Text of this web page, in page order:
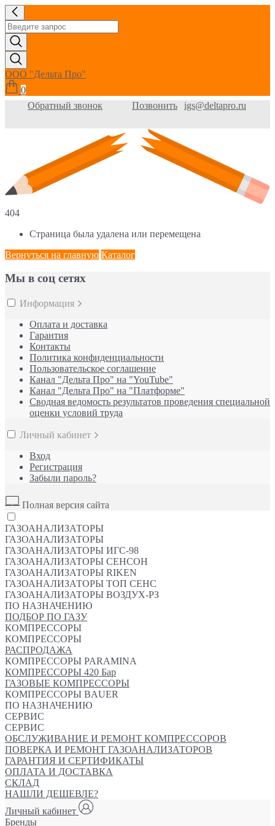
ООО "Дельта Про"
0
Обратный звонок
Позвонить igs@deltapro.ru
404
Страница была удалена или перемещена
Вернуться на главную Каталог
Мы в соц сетях
Информация
Оплата и доставка
Гарантия
Контакты
Политика конфиденциальности
Пользовательское соглашение
Канал "Дельта Про" на "YouTube"
Канал "Дельта Про" на "Платформе"
Сводная ведомость результатов проведения специальной
оценки условий труда
Личный кабинет
Вход
Регистрация
Забыли пароль?
Полная версия сайта
ГАЗОАНАЛИЗАТОРЫ
ГАЗОАНАЛИЗАТОРЫ
ГАЗОАНАЛИЗАТОРЫ ИГС-98
ГАЗОАНАЛИЗАТОРЫ СЕНСОН
ГАЗОАНАЛИЗАТОРЫ RIKEN
ГАЗОАНАЛИЗАТОРЫ ТОП СЕНС
ГАЗОАНАЛИЗАТОРЫ ВОЗДУХ-РЗ
ПО НАЗНАЧЕНИЮ
ПОДБОР ПО ГАЗУ
КОМПРЕССОРЫ
КОМПРЕССОРЫ
РАСПРОДАЖА
КОМПРЕССОРЫ PARAMINA
КОМПРЕССОРЫ 420 Бар
ГАЗОВЫЕ КОМПРЕССОРЫ
КОМПРЕССОРЫ BAUER
ПО НАЗНАЧЕНИЮ
СЕРВИС
СЕРВИС
ОБСЛУЖИВАНИЕ И РЕМОНТ КОМПРЕССОРОВ
ПОВЕРКА И РЕМОНТ ГАЗОАНАЛИЗАТОРОВ
ГАРАНТИЯ И СЕРТИФИКАТЫ
ОПЛАТА И ДОСТАВКА
СКЛАД
НАШЛИ ДЕШЕВЛЕ?
Личный кабинет
Бренды